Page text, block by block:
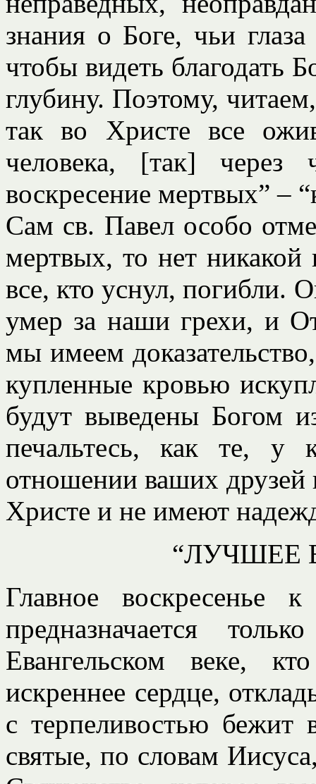
знания о Боге, чьи
чтобы видеть благодать
глубину. Поэтому,
так во Христе все
человека, [так] через
воскресение мертвых” –
Сам св. Павел особо
мертвых, то нет
все, кто уснул, погибли.
умер за наши грехи, и
мы имеем
купленные кровью
будут выведены Богом
печальтесь, как те,
отношении ваших друзей
Христе и не имеют
“ЛУЧШЕЕ
Главное воскресенье
предназначается
Евангельском веке,
искреннее сердце,
с терпеливостью бежит
святые, по словам